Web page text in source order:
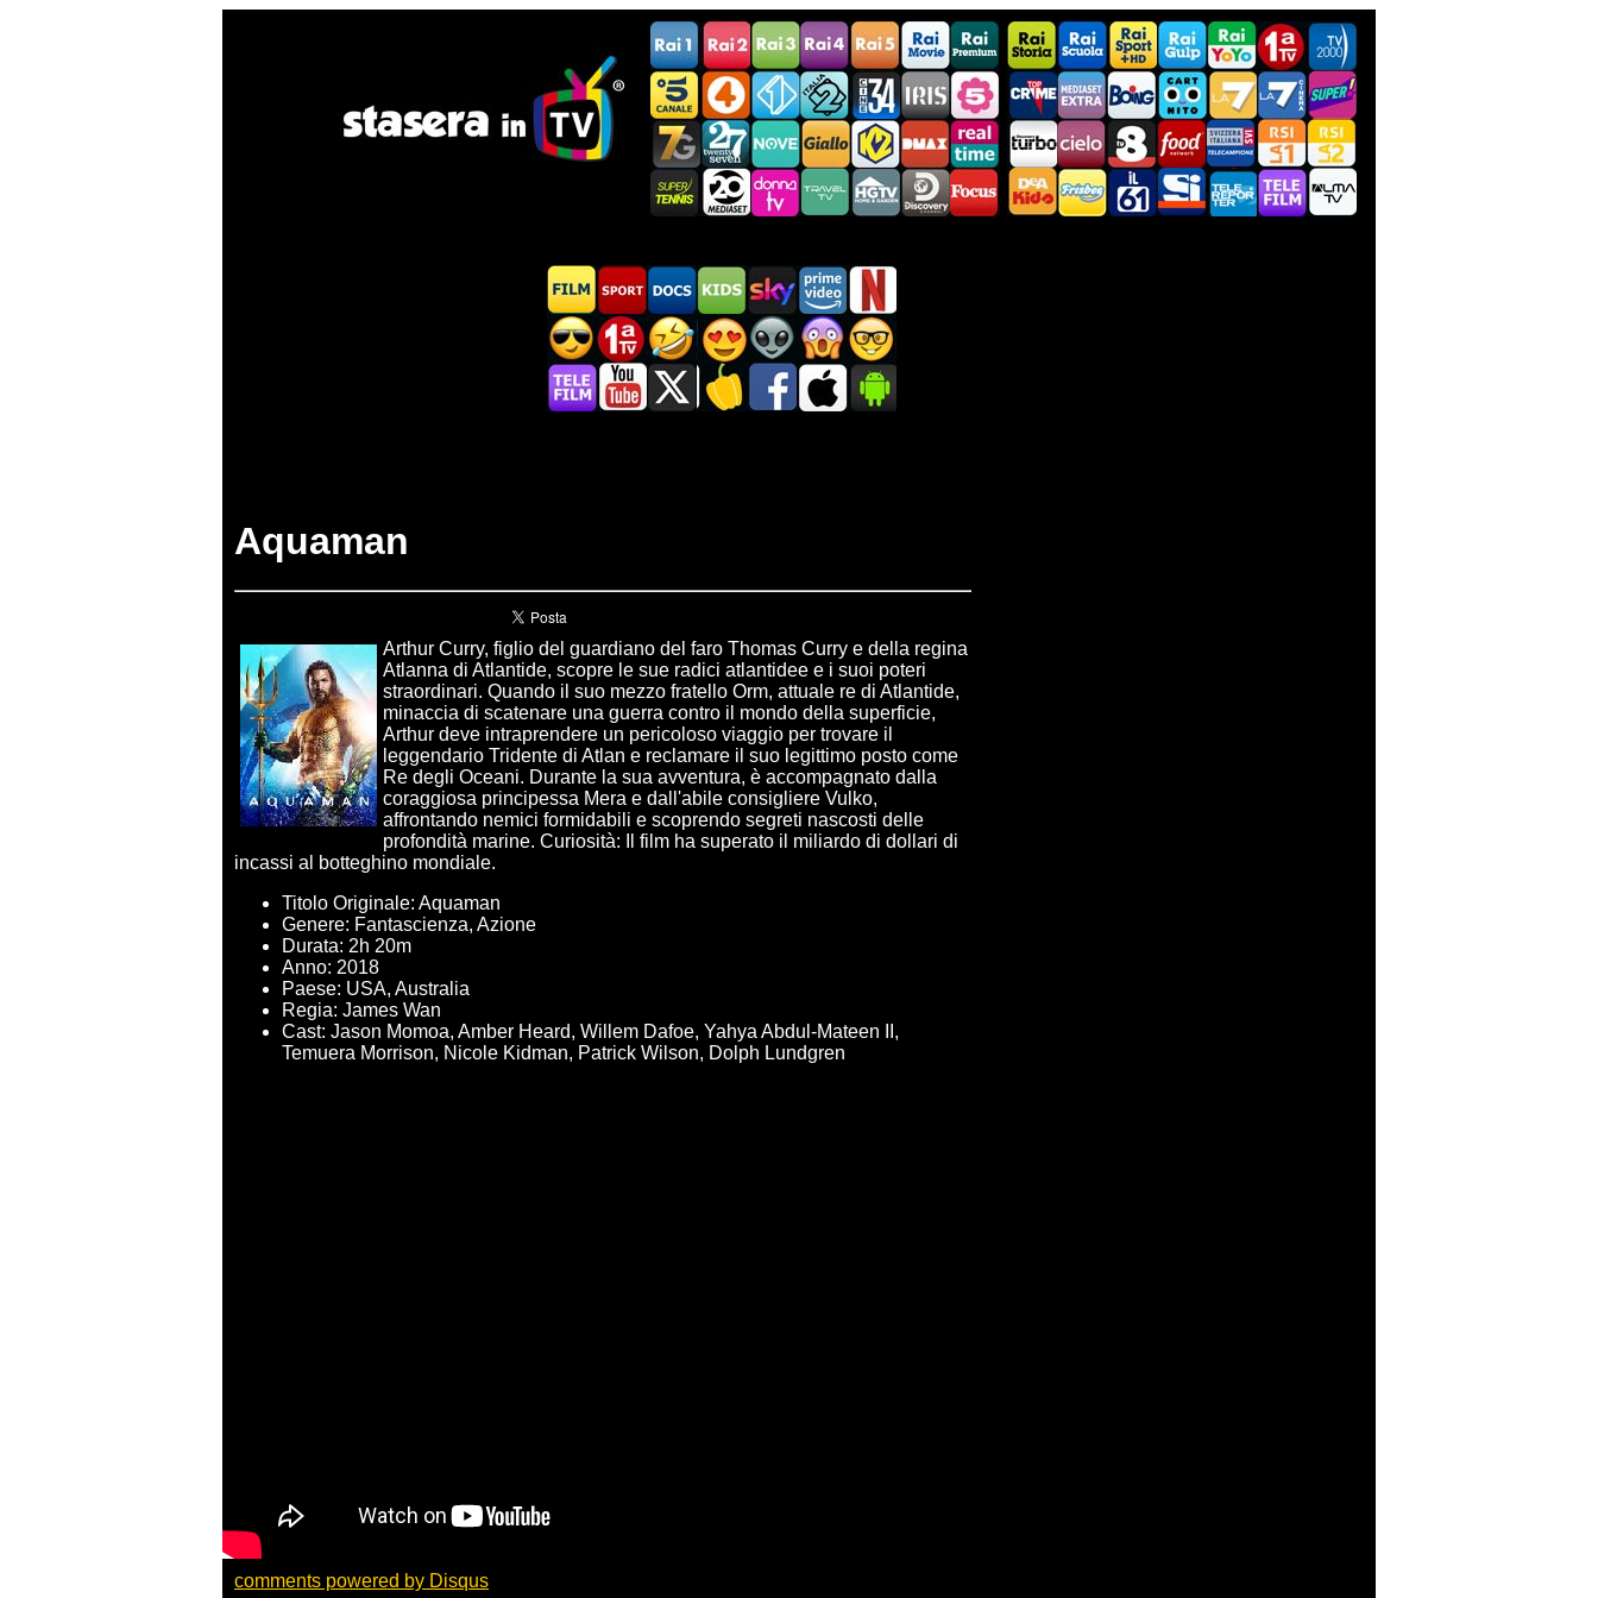
Aquaman
Arthur Curry, figlio del guardiano del faro Thomas Curry e della regina
Atlanna di Atlantide, scopre le sue radici atlantidee e i suoi poteri
straordinari. Quando il suo mezzo fratello Orm, attuale re di Atlantide,
minaccia di scatenare una guerra contro il mondo della superficie,
Arthur deve intraprendere un pericoloso viaggio per trovare il
leggendario Tridente di Atlan e reclamare il suo legittimo posto come
Re degli Oceani. Durante la sua avventura, è accompagnato dalla
coraggiosa principessa Mera e dall'abile consigliere Vulko,
affrontando nemici formidabili e scoprendo segreti nascosti delle
profondità marine. Curiosità: Il film ha superato il miliardo di dollari di
incassi al botteghino mondiale.
Titolo Originale: Aquaman
Genere: Fantascienza, Azione
Durata: 2h 20m
Anno: 2018
Paese: USA, Australia
Regia: James Wan
Cast: Jason Momoa, Amber Heard, Willem Dafoe, Yahya Abdul-Mateen II,
Temuera Morrison, Nicole Kidman, Patrick Wilson, Dolph Lundgren
comments powered by Disqus